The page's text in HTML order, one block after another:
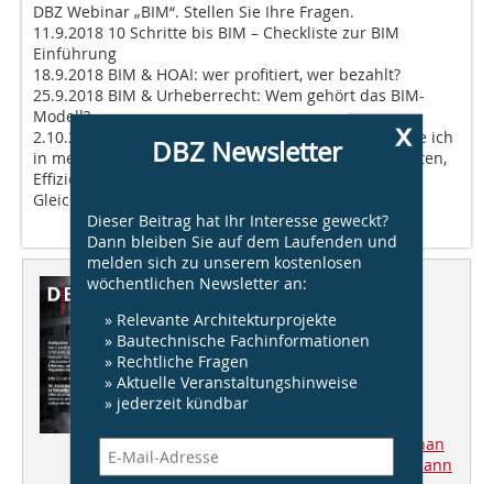
DBZ Webinar „BIM“. Stellen Sie Ihre Fragen.
11.9.2018 10 Schritte bis BIM – Checkliste zur BIM
Einführung
18.9.2018 BIM & HOAI: wer profitiert, wer bezahlt?
25.9.2018 BIM & Urheberrecht: Wem gehört das BIM-
Modell?
2.10.2018 Qualifikation der Mitarbeiter: Wen brauche ich
in meinem Team? 9.10.2018 BIM im Praxischeck: Kosten,
Effizienz, Zufriedenheit
Gleich anmelden unter
Dieser Artikel erschien in
DBZ 7/8/2018
Tragwerk
Ralf Hartmann-Linden und Stephan
Adelberg, Kempen Krause Hartmann
x
DBZ Newsletter
Dieser Beitrag hat Ihr Interesse geweckt?
Dann bleiben Sie auf dem Laufenden und
melden sich zu unserem kostenlosen
wöchentlichen Newsletter an:
» Relevante Architekturprojekte
» Bautechnische Fachinformationen
» Rechtliche Fragen
» Aktuelle Veranstaltungshinweise
» jederzeit kündbar